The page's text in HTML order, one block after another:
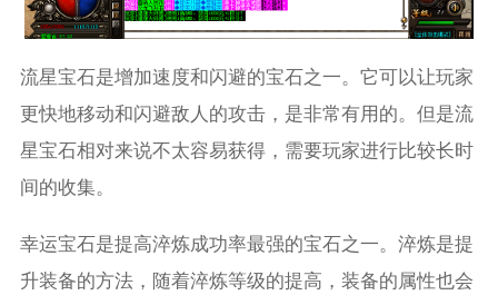
流星宝石是增加速度和闪避的宝石之一。它可以让玩家
更快地移动和闪避敌人的攻击，是非常有用的。但是流
星宝石相对来说不太容易获得，需要玩家进行比较长时
间的收集。
幸运宝石是提高淬炼成功率最强的宝石之一。淬炼是提
升装备的方法，随着淬炼等级的提高，装备的属性也会